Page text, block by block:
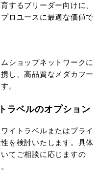
するブリーダー向けに、
ロユースに最適な価値で
ショップネットワークに
し、高品質なメダカフー
。
ラベルのオプション
イトラベルまたはプライ
を検討いたします。具体
てご相談に応じますの